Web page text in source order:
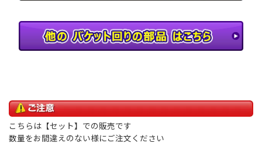
こちらは【セット】での販売です
数量をお間違えのない様にご注文ください